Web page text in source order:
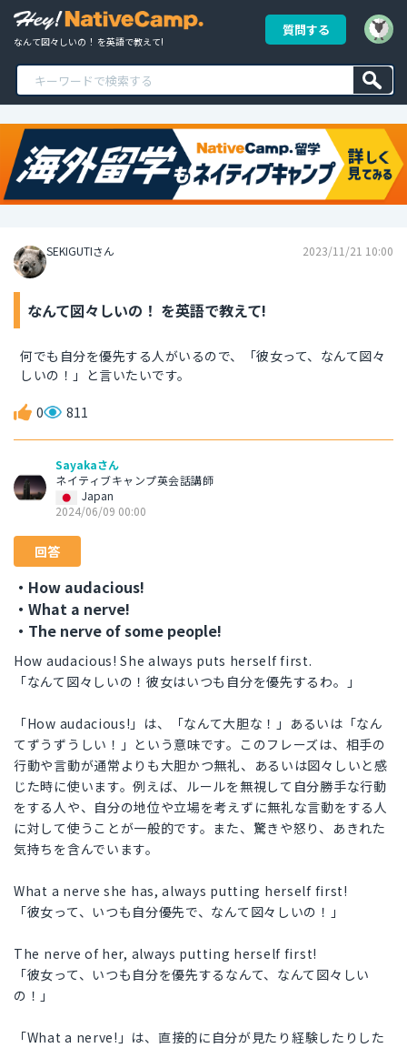
なんて図々しいの！ を英語で教えて!
質問する
SEKIGUTIさん 2023/11/21 10:00
なんて図々しいの！ を英語で教えて!
何でも自分を優先する人がいるので、「彼女って、なんて図々
しいの！」と言いたいです。
0 811
Sayakaさん
ネイティブキャンプ英会話講師
Japan
2024/06/09 00:00
回答
・How audacious!
・What a nerve!
・The nerve of some people!
How audacious! She always puts herself first.
「なんて図々しいの！彼女はいつも自分を優先するわ。」
「How audacious!」は、「なんて大胆な！」あるいは「なん
てずうずうしい！」という意味です。このフレーズは、相手の
行動や言動が通常よりも大胆かつ無礼、あるいは図々しいと感
じた時に使います。例えば、ルールを無視して自分勝手な行動
をする人や、自分の地位や立場を考えずに無礼な言動をする人
に対して使うことが一般的です。また、驚きや怒り、あきれた
気持ちを含んでいます。
What a nerve she has, always putting herself first!
「彼女って、いつも自分優先で、なんて図々しいの！」
The nerve of her, always putting herself first!
「彼女って、いつも自分を優先するなんて、なんて図々しい
の！」
「What a nerve!」は、直接的に自分が見たり経験したりした